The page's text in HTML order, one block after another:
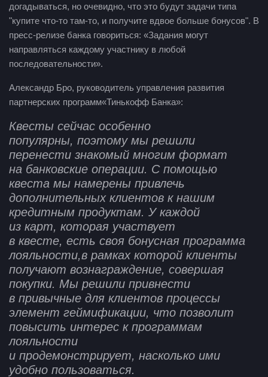
догадываться, но очевидно, что это будут задачи типа
"купите что-то там-то, и получите вдвое больше бонусов". В
пресс-релизе банка говориться: «Задания могут
направляться каждому участнику в любой
последовательности».
Александр Бро, руководитель управления развития
партнерских программ«Тинькофф Банка»:
Квесты сейчас особенно
популярны, поэтому мы решили
перенести знакомый многим формат
на банковские операции. С помощью
квеста мы намерены привлечь
дополнительных клиентов к нашим
кредитным продуктам. У каждой
из карт, которая участвует
в квесте, есть своя бонусная программа
лояльности,в рамках которой клиенты
получают вознаграждение, совершая
покупки. Мы решили привнести
в привычные для клиентов процессы
элемент геймификации, что позволит
повысить интерес к программам
лояльности
и продемонстрирует, насколько ими
удобно пользоваться.